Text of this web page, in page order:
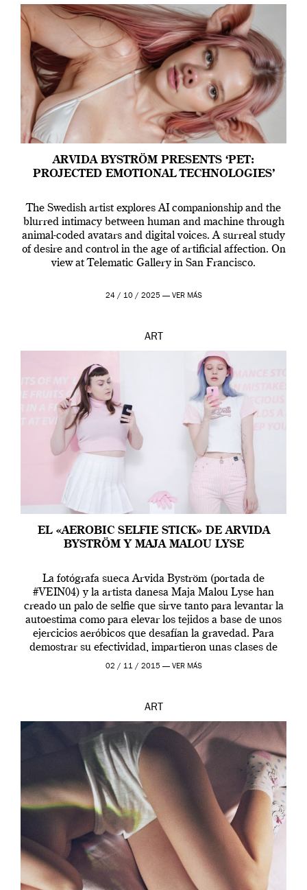
ARVIDA BYSTRÖM PRESENTS ‘PET:
PROJECTED EMOTIONAL TECHNOLOGIES’
The Swedish artist explores AI companionship and the
blurred intimacy between human and machine through
animal-coded avatars and digital voices. A surreal study
of desire and control in the age of artificial affection. On
view at Telematic Gallery in San Francisco.
24 / 10 / 2025 — VER MÁS
ART
EL «AEROBIC SELFIE STICK» DE ARVIDA
BYSTRÖM Y MAJA MALOU LYSE
La fotógrafa sueca Arvida Byström (portada de
#VEIN04) y la artista danesa Maja Malou Lyse han
creado un palo de selfie que sirve tanto para levantar la
autoestima como para elevar los tejidos a base de unos
ejercicios aeróbicos que desafían la gravedad. Para
demostrar su efectividad, impartieron unas clases de
prueba en el Tate […]
02 / 11 / 2015 — VER MÁS
ART